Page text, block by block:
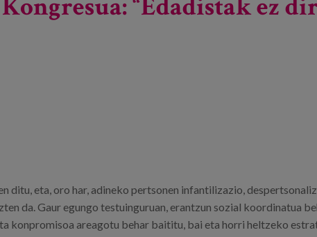
“Edadistak ez
ditu, eta, oro har, adineko pertsonen infantilizazio,
da. Gaur egungo testuinguruan, erantzun sozial koordinatua
konpromisoa areagotu behar baititu, bai eta horri heltzeko